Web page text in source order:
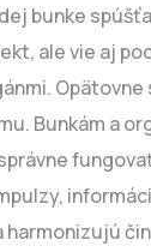
bunke spúšťa
ale vie aj
Bunkám a
harmonizujú